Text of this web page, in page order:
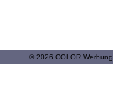
© 2026 COLOR Werbung